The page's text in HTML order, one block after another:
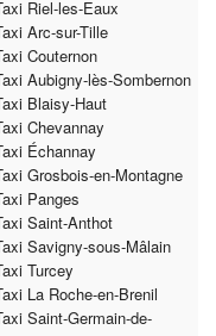
Riel-les-Eaux
Arc-sur-Tille
Couternon
Aubigny-lès-Sombernon
Blaisy-Haut
Chevannay
Échannay
Grosbois-en-Montagne
Panges
Saint-Anthot
Savigny-sous-Mâlain
Turcey
La Roche-en-Brenil
Saint-Germain-de-